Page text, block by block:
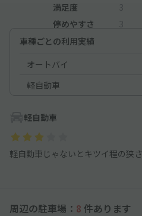
満足度 3
停めやすさ
3
車種ごとの利用実績
オートバイ
軽自動車
軽自動車
軽自動車じゃないとキツイ程の狭さ
周辺の駐車場： 8 件あります